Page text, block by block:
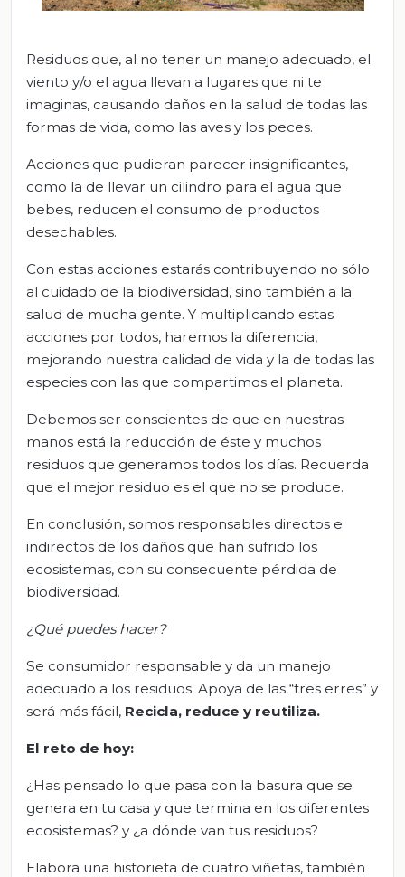
Residuos que, al no tener un manejo adecuado, el
viento y/o el agua llevan a lugares que ni te
imaginas, causando daños en la salud de todas las
formas de vida, como las aves y los peces.
Acciones que pudieran parecer insignificantes,
como la de llevar un cilindro para el agua que
bebes, reducen el consumo de productos
desechables.
Con estas acciones estarás contribuyendo no sólo
al cuidado de la biodiversidad, sino también a la
salud de mucha gente. Y multiplicando estas
acciones por todos, haremos la diferencia,
mejorando nuestra calidad de vida y la de todas las
especies con las que compartimos el planeta.
Debemos ser conscientes de que en nuestras
manos está la reducción de éste y muchos
residuos que generamos todos los días. Recuerda
que el mejor residuo es el que no se produce.
En conclusión, somos responsables directos e
indirectos de los daños que han sufrido los
ecosistemas, con su consecuente pérdida de
biodiversidad.
¿Qué puedeshacer?
Se consumidor responsable y da un manejo
adecuado a los residuos. Apoya de las “tres erres” y
será más fácil, Recicla, reduce y reutiliza.
El reto de hoy:
¿Has pensado lo que pasa con la basura que se
genera en tu casa y que termina en los diferentes
ecosistemas? y ¿a dónde van tus residuos?
Elabora una historieta de cuatro viñetas, también